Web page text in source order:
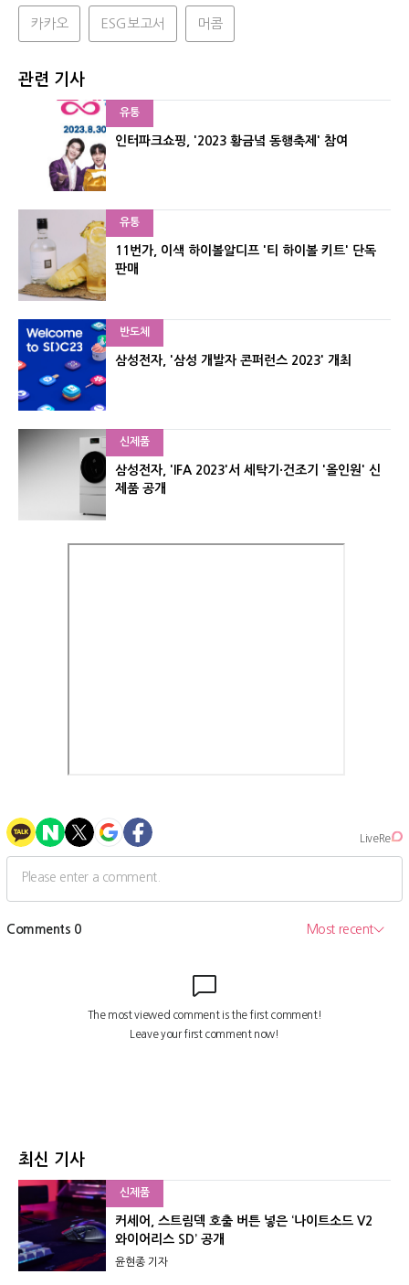
카카오 ESG보고서 머콤
관련 기사
유통
인터파크쇼핑, '2023 황금녘 동행축제' 참여
유통
11번가, 이색 하이볼알디프 '티 하이볼 키트' 단독
판매
반도체
삼성전자, '삼성 개발자 콘퍼런스 2023' 개최
신제품
삼성전자, 'IFA 2023'서 세탁기·건조기 '올인원' 신
제품 공개
최신 기사
신제품
커세어, 스트림덱 호출 버튼 넣은 ‘나이트소드 V2
와이어리스 SD’ 공개
윤현종 기자